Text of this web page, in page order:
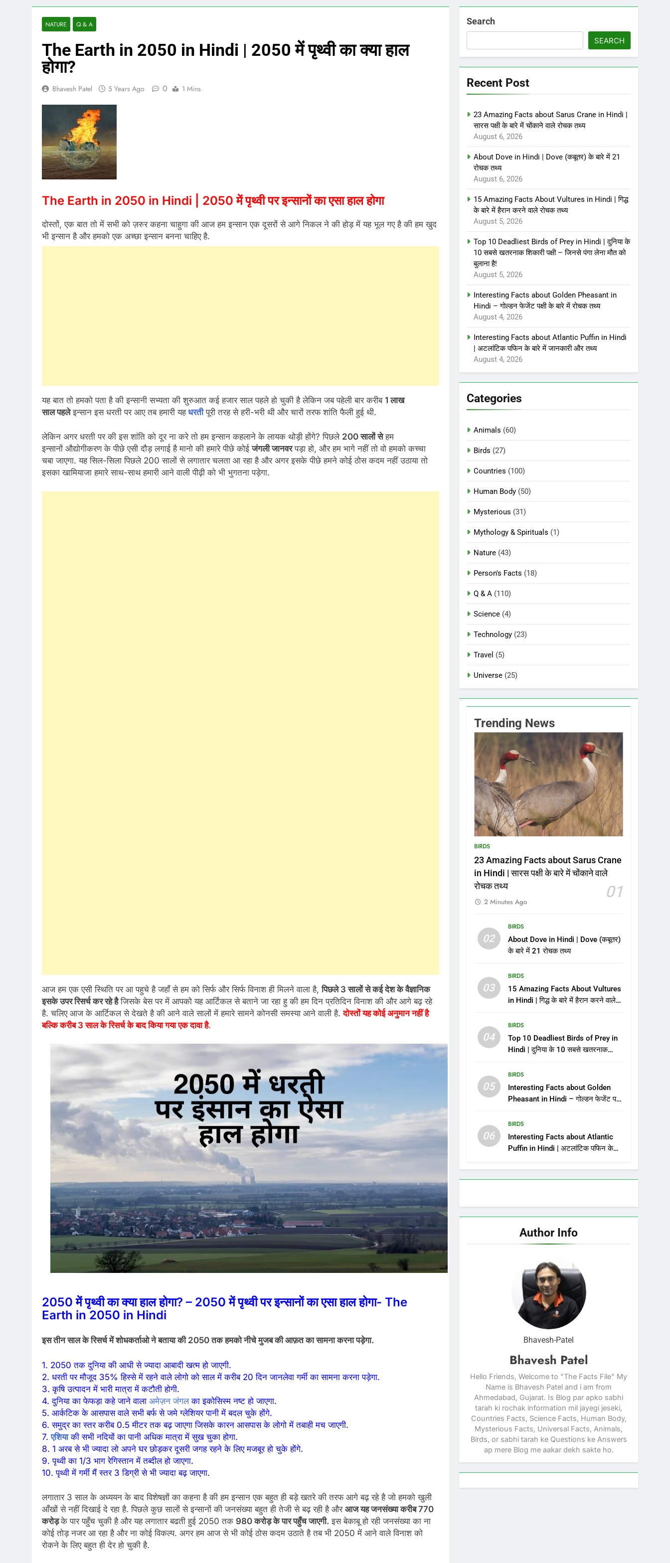
NATURE Q & A
The Earth in 2050 in Hindi | 2050 में पृथ्वी का क्या हाल
होगा?
Bhavesh Patel 5 Years Ago 0 1 Mins
The Earth in 2050 in Hindi | 2050 में पृथ्वी पर इन्सानों का एसा हाल होगा
दोस्तों, एक बात तो में सभी को ज़रुर कहना चाहुगा की आज हम इन्सान एक दूसरों से आगे निकल ने की होड़ में यह भूल गए है की हम खुद
भी इन्सान है और हमको एक अच्छा इन्सान बनना चाहिए है.
यह बात तो हमको पता है की इन्सानी सभ्यता की शुरुआत कई हजार साल पहले हो चुकी है लेकिन जब पहेली बार करीब 1 लाख
साल पहलेइन्सान इस धरती पर आए तब हमारी यह धरतीपूरी तरह से हरी-भरी थी और चारों तरफ शांति फैली हुई थी.
लेकिन अगर धरती पर की इस शांति को दूर ना करे तो हम इन्सान कहलाने के लायक थोड़ी होंगे? पिछले 200 सालों सेहम
इन्सानों औद्योगीकरणके पीछे एसी दौड़ लगाई है मानो की हमारे पीछे कोईजंगली जानवरपड़ा हो, और हम भागे नहीं तो वो हमको कच्चा
चबा जाएगा. यह सिल-सिला पिछले 200 सालों से लगातार चलता आ रहा है और अगर इसके पीछे हमने कोई ठोस कदम नहीं उठाया तो
इसका खामियाजा हमारे साथ-साथ हमारी आने वाली पीढ़ी को भी भुगतना पड़ेगा.
आज हम एक एसी स्थिति पर आ पहुचे है जहाँ से हम को सिर्फ और सिर्फ विनाश ही मिलने वाला है,पिछले 3 सालों से कई देश के वैज्ञानिक
इसके उपर रिसर्च कर रहे हैजिसके बेस पर में आपको यह आर्टिकल से बताने जा रहा हु की हम दिन प्रतिदिन विनाश की और आगे बढ़ रहे
है. चलिए आज के आर्टिकल से देखते है की आने वाले सालों में हमारे सामने कोनसी समस्या आने वाली है.दोस्तों यह कोई अनुमान नहीं है
बल्कि करीब 3 साल के रिसर्च के बाद किया गया एक दावा है.
2050 में पृथ्वी का क्या हाल होगा? – 2050 में पृथ्वी पर इन्सानों का एसा हाल होगा- The
Earth in 2050 in Hindi
इस तीन साल के रिसर्च में शोधकर्ताओ ने बताया की 2050 तक हमको नीचे मुजब की आफ़त का सामना करना पड़ेगा.
1. 2050 तक दुनिया की आधी से ज्यादा आबादी खत्म हो जाएगी.
2. धरती पर मौजूद 35% हिस्से में रहने वाले लोगो को साल में करीब 20 दिन जानलेवा गर्मी का सामना करना पड़ेगा.
3. कृषि उत्पादन में भारी मात्रा में कटौती होगी.
4. दुनिया का फेफड़ा कहे जाने वाला अमेज़न जंगलका इकोसिस्म नष्ट हो जाएगा.
5. आर्कटिक के आसपास वाले सभी बर्फ से जमे ग्लेशियर पानी में बदल चुके होंगे.
6. समुद्र का स्तर करीब 0.5 मीटर तक बढ़ जाएगा जिसके कारन आसपास के लोगो में तबाही मच जाएगी.
7.एशियाकी सभी नदियों का पानी अधिक मात्रा में सुख चुका होगा.
8. 1 अरब से भी ज्यादा लो अपने घर छोड़कर दूसरी जगह रहने के लिए मजबूर हो चुके होंगे.
9. पृथ्वी का 1/3 भाग रेगिस्तान में तब्दील हो जाएगा.
10. पृथ्वी में गर्मी मैं स्तर 3 डिग्री से भी ज्यादा बढ़ जाएगा.
लगातार 3 साल के अध्ययन के बाद विशेषज्ञों का कहना है की हम इन्सान एक बहुत ही बड़े खतरे की तरफ आगे बढ़ रहे है जो हमको खुली
आँखों से नहीं दिखाई दे रहा है. पिछले कुछ सालों से इन्सानों की जनसंख्या बहुत ही तेजी से बढ़ रही है और आज यह जनसंख्या करीब 770
करोड़के पार पहुँच चुकी है और यह लगातार बढती हुई 2050 तक 980 करोड़ के पार पहुँच जाएगी. इस बेकाबू हो रही जनसंख्या का ना
कोई तोड़ नजर आ रहा है और ना कोई विकल्प. अगर हम आज से भी कोई ठोस कदम उठाते है तब भी 2050 में आने वाले विनाश को
रोकने के लिए बहुत ही देर हो चुकी है.
Search
SEARCH
Recent Post
23 Amazing Facts about Sarus Crane in Hindi |
सारस पक्षी के बारे में चोंकाने वाले रोचक तथ्य
August 6, 2026
About Dove in Hindi | Dove (कबूतर) के बारे में 21
रोचक तथ्य
August 6, 2026
15 Amazing Facts About Vultures in Hindi | गिद्ध
के बारे में हैरान करने वाले रोचक तथ्य
August 5, 2026
Top 10 Deadliest Birds of Prey in Hindi | दुनिया के
10 सबसे खतरनाक शिकारी पक्षी – जिनसे पंगा लेना मौत को
बुलाना है!
August 5, 2026
Interesting Facts about Golden Pheasant in
Hindi – गोल्डन फेजेंट पक्षी के बारे में रोचक तथ्य
August 4, 2026
Interesting Facts about Atlantic Puffin in Hindi
| अटलांटिक पफिन के बारे में जानकारी और तथ्य
August 4, 2026
Categories
Animals (60)
Birds (27)
Countries (100)
Human Body (50)
Mysterious (31)
Mythology & Spirituals (1)
Nature (43)
Person's Facts (18)
Q & A (110)
Science (4)
Technology (23)
Travel (5)
Universe (25)
Trending News
BIRDS
23 Amazing Facts about Sarus Crane
in Hindi | सारस पक्षी के बारे में चोंकाने वाले
रोचक तथ्य
01
2 Minutes Ago
02
BIRDS
About Dove in Hindi | Dove (कबूतर)
के बारे में 21 रोचक तथ्य
03
BIRDS
15 Amazing Facts About Vultures
in Hindi | गिद्ध के बारे में हैरान करने वाले
04
BIRDS
Top 10 Deadliest Birds of Prey in
Hindi | दुनिया के 10 सबसे खतरनाक
बुलाना है!
05
BIRDS
Interesting Facts about Golden
Pheasant in Hindi – गोल्डन फेजेंट पक्षी
06
BIRDS
Interesting Facts about Atlantic
Puffin in Hindi | अटलांटिक पफिन के
Author Info
Bhavesh-Patel
Bhavesh Patel
Hello Friends, Welcome to "The Facts File" My
Name is Bhavesh Patel and i am from
Ahmedabad, Gujarat. Is Blog par apko sabhi
tarah ki rochak information mil jayegi jeseki,
Countries Facts, Science Facts, Human Body,
Mysterious Facts, Universal Facts, Animals,
Birds, or sabhi tarah ke Questions ke Answers
ap mere Blog me aakar dekh sakte ho.